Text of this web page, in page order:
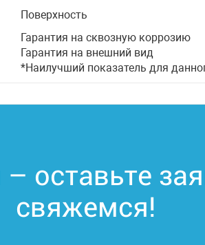
Поверхность
Гарантия на сквозную коррозию
Гарантия на внешний вид
*Наилучший показатель для
– оставьте
свяжемся!